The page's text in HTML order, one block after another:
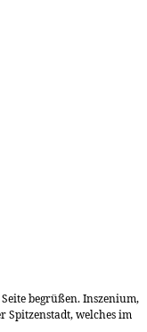
begrüßen. Inszenium,
Spitzenstadt, welches im